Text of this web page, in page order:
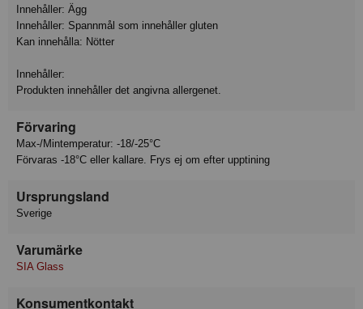
Innehåller: Ägg
Innehåller: Spannmål som innehåller gluten
Kan innehålla: Nötter
Innehåller:
Produkten innehåller det angivna allergenet.
Förvaring
Max-/Mintemperatur: -18/-25°C
Förvaras -18°C eller kallare. Frys ej om efter upptining
Ursprungsland
Sverige
Varumärke
SIA Glass
Konsumentkontakt